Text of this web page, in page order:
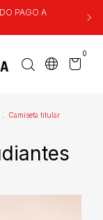
PAGO A
0
Camiseta titular